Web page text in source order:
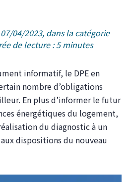
04/2023, dans la catégorie
informatif, le DPE en
nombre d’obligations
En plus d’informer le futur
énergétiques du logement,
du diagnostic à un
dispositions du nouveau